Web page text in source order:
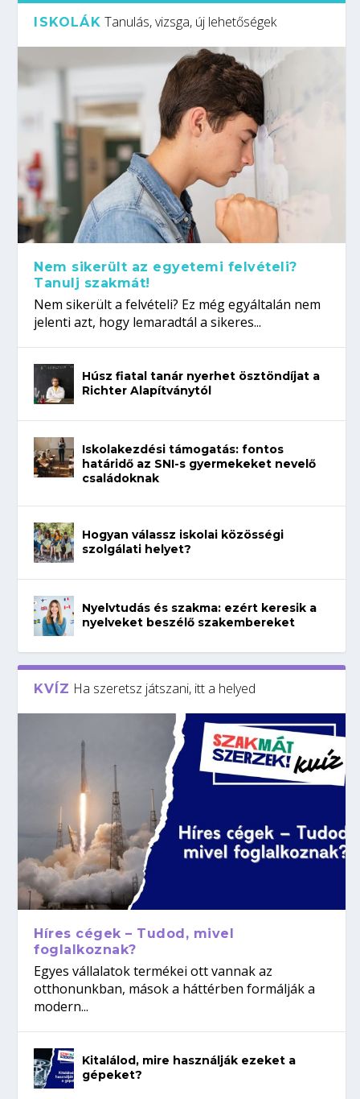
ISKOLÁK Tanulás, vizsga, új lehetőségek
Nem sikerült az egyetemi felvételi?
Tanulj szakmát!
Nem sikerült a felvételi? Ez még egyáltalán nem
jelenti azt, hogy lemaradtál a sikeres...
Húsz fiatal tanár nyerhet ösztöndíjat a
Richter Alapítványtól
Iskolakezdési támogatás: fontos
határidő az SNI-s gyermekeket nevelő
családoknak
Hogyan válassz iskolai közösségi
szolgálati helyet?
Nyelvtudás és szakma: ezért keresik a
nyelveket beszélő szakembereket
KVÍZ Ha szeretsz játszani, itt a helyed
Híres cégek – Tudod, mivel
foglalkoznak?
Egyes vállalatok termékei ott vannak az
otthonunkban, mások a háttérben formálják a
modern...
Kitalálod, mire használják ezeket a
gépeket?